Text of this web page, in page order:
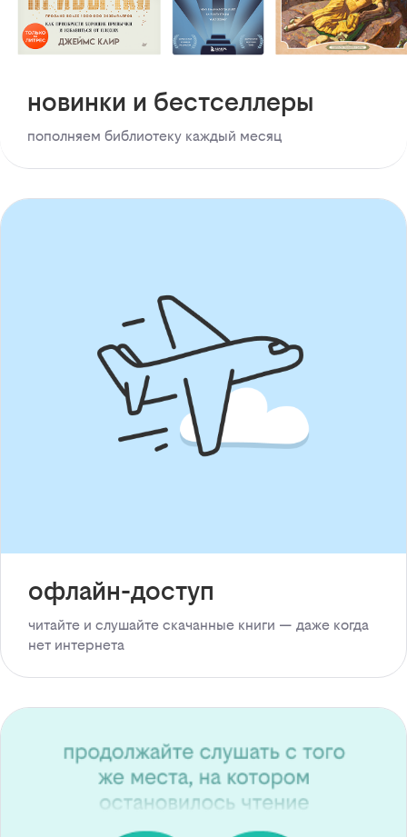
новинки и бестселлеры
пополняем библиотеку каждый месяц
офлайн-доступ
читайте и слушайте скачанные книги — даже когда
нет интернета